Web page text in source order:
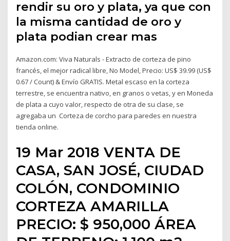
rendir su oro y plata, ya que con
la misma cantidad de oro y
plata podian crear mas
Amazon.com: Viva Naturals - Extracto de corteza de pino
francés, el mejor radical libre, No Model, Precio: US$ 39.99 (US$
0.67 / Count) & Envío GRATIS. Metal escaso en la corteza
terrestre, se encuentra nativo, en granos o vetas, y en Moneda
de plata a cuyo valor, respecto de otra de su clase, se
agregaba un Corteza de corcho para paredes en nuestra
tienda online.
19 Mar 2018 VENTA DE
CASA, SAN JOSÉ, CIUDAD
COLÓN, CONDOMINIO
CORTEZA AMARILLA
PRECIO: $ 950,000 ÁREA